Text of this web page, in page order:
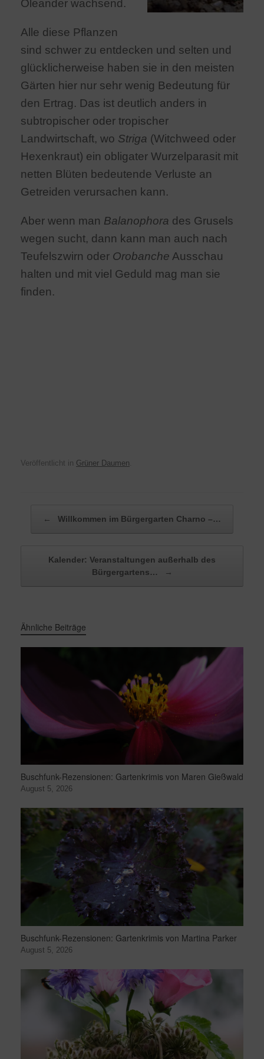
Oleander wachsend.
Alle diese Pflanzen
sind schwer zu entdecken und selten und
glücklicherweise haben sie in den meisten
Gärten hier nur sehr wenig Bedeutung für
den Ertrag. Das ist deutlich anders in
subtropischer oder tropischer
Landwirtschaft, wo Striga (Witchweed oder
Hexenkraut) ein obligater Wurzelparasit mit
netten Blüten bedeutende Verluste an
Getreiden verursachen kann.
Aber wenn man Balanophora des Grusels
wegen sucht, dann kann man auch nach
Teufelszwirn oder Orobanche Ausschau
halten und mit viel Geduld mag man sie
finden.
Veröffentlicht in Grüner Daumen
← Willkommen im Bürgergarten Charno –…
Kalender: Veranstaltungen außerhalb des
Bürgergartens…
→
Ähnliche Beiträge
Buschfunk-Rezensionen: Gartenkrimis von Maren Gießwald
August 5, 2026
Buschfunk-Rezensionen: Gartenkrimis von Martina Parker
August 5, 2026